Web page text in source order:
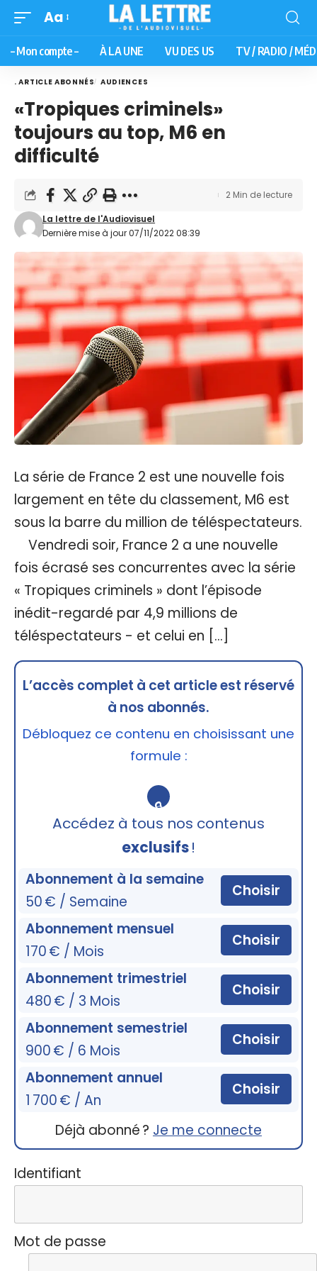
Aa
– Mon compte – À LA UNE VU DES US TV / RADIO /
. ARTICLE ABONNÉS AUDIENCES
«Tropiques criminels»
toujours au top, M6 en
difficulté
Dernière mise à jour 07/11/2022 08:39
La lettre de l'Audiovisuel
2 Min de lecture
La série de France 2 est une nouvelle fois
largement en tête du classement, M6 est
sous la barre du million de téléspectateurs.
Vendredi soir, France 2 a une nouvelle
fois écrasé ses concurrentes avec la série
« Tropiques criminels » dont l’épisode
inédit-regardé par 4,9 millions de
téléspectateurs - et celui en […]
L’accès complet à cet article est réservé
à nos abonnés.
Débloquez ce contenu en choisissant une
formule :
🔒
Accédez à tous nos contenus
exclusifs!
Abonnement à la semaine
50 € / Semaine
Choisir
Abonnement mensuel
170 € / Mois
Choisir
Abonnement trimestriel
480 € / 3 Mois
Choisir
Abonnement semestriel
900 € / 6 Mois
Choisir
Abonnement annuel
1 700 € / An
Choisir
Déjà abonné ? Je me connecte
Identifiant
Mot de passe